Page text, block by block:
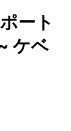
ート
ケベ